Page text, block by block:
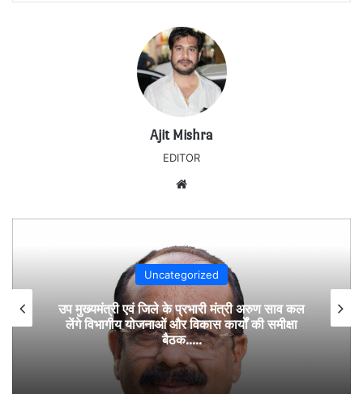
Ajit Mishra
EDITOR
Uncategorized
उप मुख्यमंत्री एवं जिले के प्रभारी मंत्री अरुण साव कल
लेंगे विभागीय योजनाओं और विकास कार्यों की समीक्षा
बैठक…..